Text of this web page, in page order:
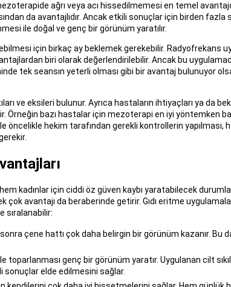
ağrı veya acı hissedilmemesi en temel
da avantajlıdır. Ancak etkili sonuçlar için birden
ile doğal ve genç bir görünüm yaratılır.
için birkaç ay beklemek gerekebilir. Radyofrekans
biri olarak değerlendirilebilir. Ancak bu
tek seansın yeterli olması gibi bir avantaj bulunuyor
ve eksileri bulunur. Ayrıca hastaların ihtiyaçları ya da
Örneğin bazı hastalar için mezoterapi en iyi yöntemken
öncelikle hekim tarafından gerekli kontrollerin yapılması,
kadınlar için ciddi öz güven kaybı yaratabilecek
çok avantajı da beraberinde getirir. Gıdı eritme
sıralanabilir:
çene hattı çok daha belirgin bir görünüm kazanır. Bu
toparlanması genç bir görünüm yaratır. Uygulanan cilt
elde edilmesini sağlar.